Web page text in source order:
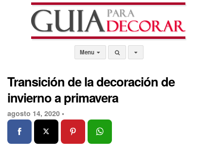
Menu
Transición de la decoración de
invierno a primavera
agosto 14, 2020 •